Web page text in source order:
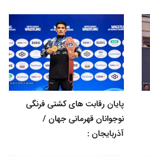
پایان رقابت های کشتی فرنگی
نوجوانان قهرمانی جهان /
آذربایجان :